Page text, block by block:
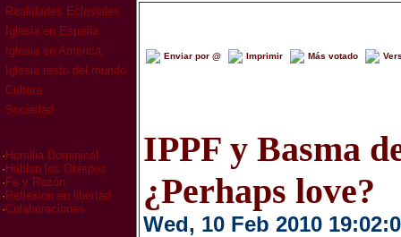
Realidades Eclesiales
Iglesia en España
Iglesia en América
Iglesia resto del mundo
Cultura
Sociedad
· Homilia Dominical
· Hablan los Obispos
· Fe y Razón
· Reflexion en libertad
·Colaboraciones
Enviar por @ Imprimir Más votado
IPPF y Basma
¿Perhaps love?
Wed, 10 Feb 2010